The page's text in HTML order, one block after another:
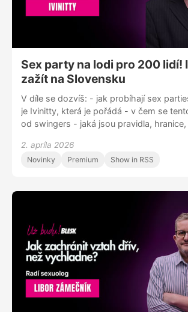
Sex party na lodi pro 200 lidí!
zažít na Slovensku
V díle se dozvíš: - jak probíhají sex
je Ivinitty, která je pořádá - v čem se
od swingers - jaká jsou pravidla,
a její OnlyFans – proč si ho založila, co
ochotná zajít Sleduj nás na Instagramu
2. apríla 2026
Novinky Premium Show in RSS